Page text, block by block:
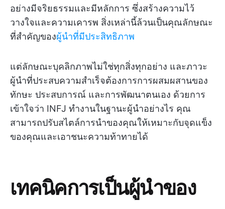
อย่างมีจริยธรรมและมีหลักการ ซึ่งสร้างความไว้
วางใจและความเคารพ สิ่งเหล่านี้ล้วนเป็นคุณลักษณะ
ที่สำคัญของผู้นำที่มีประสิทธิภาพ
แต่ลักษณะบุคลิกภาพไม่ใช่ทุกสิ่งทุกอย่าง และภาวะ
ผู้นำที่ประสบความสำเร็จต้องการการผสมผสานของ
ทักษะ ประสบการณ์ และการพัฒนาตนเอง ด้วยการ
เข้าใจว่า INFJ ทำงานในฐานะผู้นำอย่างไร คุณ
สามารถปรับสไตล์การนำของคุณให้เหมาะกับจุดแข็ง
ของคุณและเอาชนะความท้าทายได้
เทคนิคการเป็นผู้นำของ